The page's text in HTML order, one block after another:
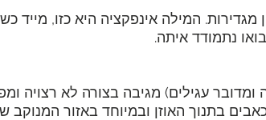
המילה אינפקציה היא כזו, מייד
נתמודד איתה.
ומדובר עגילים) מגיבה בצורה לא רצויה
בתנוך האוזן ובמיוחד באזור המנוקב